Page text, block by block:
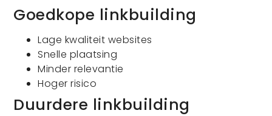
Goedkope linkbuilding
Lage kwaliteit websites
Snelle plaatsing
Minder relevantie
Hoger risico
Duurdere linkbuilding